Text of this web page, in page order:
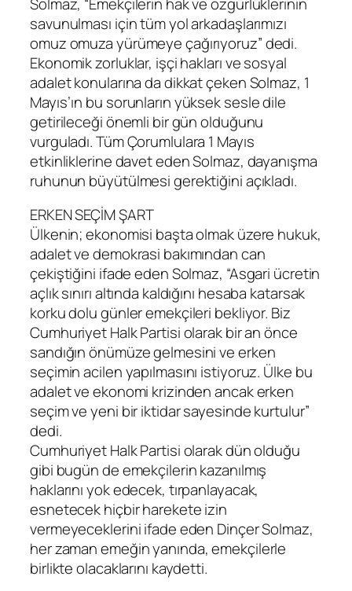
savunulması için tüm yol arkadaşlarımızı
omuz omuza yürümeye çağırıyoruz” dedi.
Ekonomik zorluklar, işçi hakları ve sosyal
adalet konularına da dikkat çeken Solmaz, 1
Mayıs’ın bu sorunların yüksek sesle dile
getirileceği önemli bir gün olduğunu
vurguladı. Tüm Çorumlulara 1 Mayıs
etkinliklerine davet eden Solmaz, dayanışma
ruhunun büyütülmesi gerektiğini açıkladı.
ERKEN SEÇİM ŞART
Ülkenin; ekonomisi başta olmak üzere hukuk,
adalet ve demokrasi bakımından can
çekiştiğini ifade eden Solmaz, “Asgari ücretin
açlık sınırı altında kaldığını hesaba katarsak
korku dolu günler emekçileri bekliyor. Biz
Cumhuriyet Halk Partisi olarak bir an önce
sandığın önümüze gelmesini ve erken
seçimin acilen yapılmasını istiyoruz. Ülke bu
adalet ve ekonomi krizinden ancak erken
seçim ve yeni bir iktidar sayesinde kurtulur”
dedi.
Cumhuriyet Halk Partisi olarak dün olduğu
gibi bugün de emekçilerin kazanılmış
haklarını yok edecek, tırpanlayacak,
esnetecek hiçbir harekete izin
vermeyeceklerini ifade eden Dinçer Solmaz,
her zaman emeğin yanında, emekçilerle
birlikte olacaklarını kaydetti.